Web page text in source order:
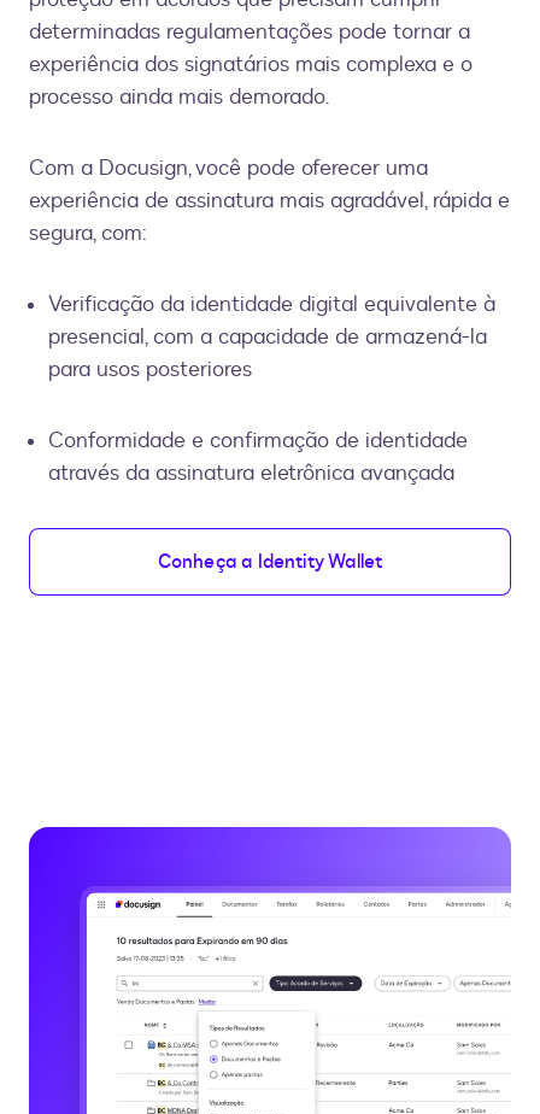
determinadas regulamentações pode tornar a
experiência dos signatários mais complexa e o
processo ainda mais demorado.
Com a Docusign, você pode oferecer uma
experiência de assinatura mais agradável, rápida e
segura, com:
Verificação da identidade digital equivalente à
presencial, com a capacidade de armazená-la
para usos posteriores
Conformidade e confirmação de identidade
através da assinatura eletrônica avançada
Conheça a Identity Wallet